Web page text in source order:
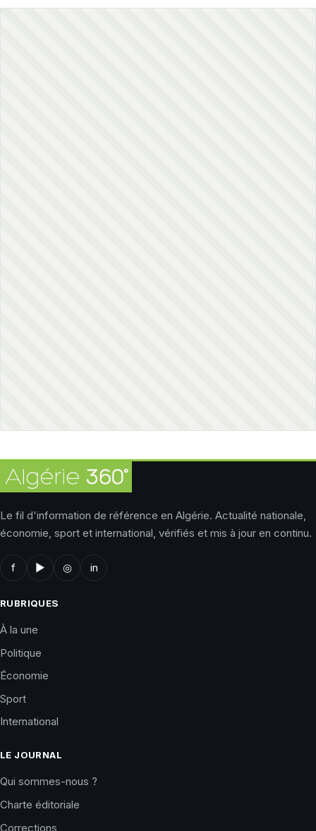
Le fil d'information de référence en Algérie. Actualité nationale,
économie, sport et international, vérifiés et mis à jour en continu.
f ▶ ◎ in
RUBRIQUES
À la une
Politique
Économie
Sport
International
LE JOURNAL
Qui sommes-nous ?
Charte éditoriale
Corrections